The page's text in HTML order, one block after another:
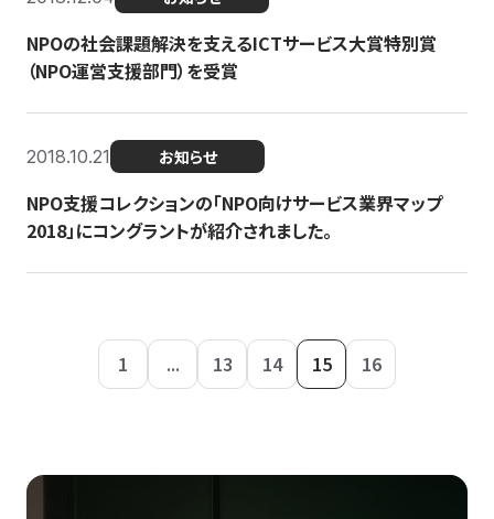
NPOの社会課題解決を支えるICTサービス大賞特別賞
（NPO運営支援部門）を受賞
2018.10.21 お知らせ
NPO支援コレクションの「NPO向けサービス業界マップ
2018」にコングラントが紹介されました。
1 ... 13 14 15 16